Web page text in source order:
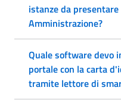
istanze da
Amministrazione?
Quale software devo
portale con la carta
tramite lettore di